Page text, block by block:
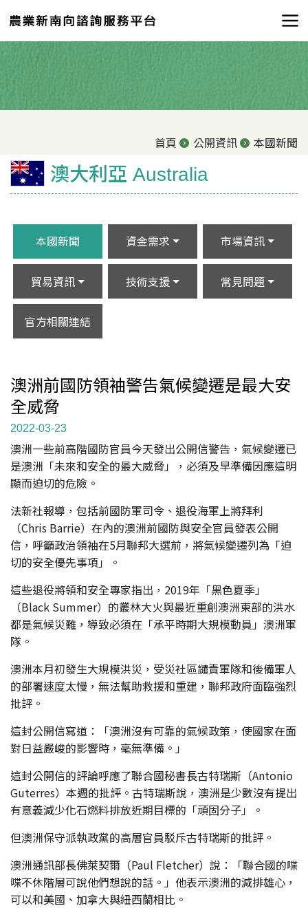
首頁 公開資訊 本國新聞
澳大利亞 Australia
本國新聞 資金需求 市場資訊
貿易資訊 技術支援 常見問題
官方相關連結
澳洲前國防領袖警告氣候變遷是最大安
全威脅
2022-03-23
澳洲一些前高階國防官員今天發出公開信警告，氣候變遷已
是澳洲「未來和安全的最大威脅」，必須及早準備因應這明
顯而迫切的危險。
法新社報導，包括前國防軍司令、退役海軍上將拜利
（Chris Barrie）在內的澳洲前國防與安全官員發表公開
信，呼籲政治領袖在5月聯邦大選前，將氣候變遷列為「迫
切的安全優先事項」。
這些退役將領和安全專家指出，2019年「黑色夏季」
（Black Summer）的叢林大火與最近重創澳洲東部的洪水
都是氣候災難，導致必須在「承平時期大規模動員」澳洲軍
隊。
澳洲本月初發生大規模洪災，受災社區譴責軍隊和後備軍人
的部署速度太慢，無法幫助救援和重建，聯邦政府面臨強烈
批評。
這封公開信寫道：「澳洲沒有可靠的氣候政策，使國家在面
對日益嚴峻的影響時，毫無準備。」
這封公開信的評論呼應了聯合國秘書長古特瑞斯（Antonio
Guterres）本週的批評。古特瑞斯說，澳洲是少數沒有提出
有意義減少化石燃料排放近期目標的「頑固分子」。
但澳洲保守派執政黨的高層官員駁斥古特瑞斯的批評。
澳洲通訊部長佛萊契爾（Paul Fletcher）說：「聯合國的喋
喋不休階層可說他們想說的話。」他表示澳洲的減排雄心，
可以和美國、加拿大與紐西蘭相比。